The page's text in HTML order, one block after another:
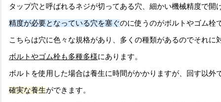
タップ穴と呼ばれるネジが切ってある穴、細かい機械精度で開
精度が必要となっている穴を塞ぐのに使うのがボルトやゴム栓
こちらは穴に色々な規格があり、多くの種類があるのでそれに
ボルトやゴム栓も多種多様にあります。
ボルトを使用した場合は養生に時間がかかりますが、回す以外
確実な養生ができます。